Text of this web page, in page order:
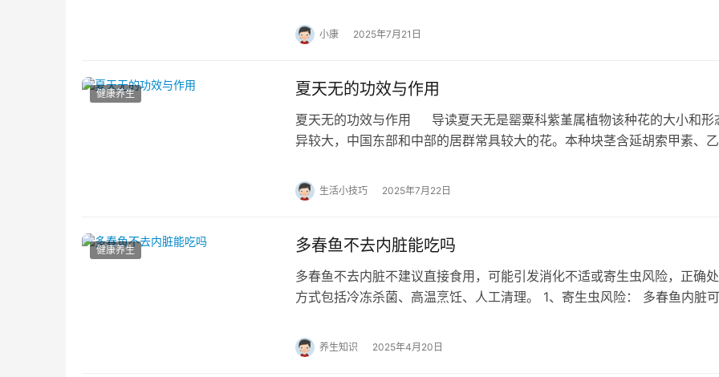
小康 2025年7月21日
健康养生 夏天无的功效与作用
夏天无的功效与作用 导读​夏天无是罂粟科紫堇属植物该种花的大小和形
异较大，中国东部和中部的居群常具较大的花。本种块茎含延胡索甲素、乙
生活小技巧 2025年7月22日
健康养生 多春鱼不去内脏能吃吗
多春鱼不去内脏不建议直接食用，可能引发消化不适或寄生虫风险，正确
方式包括冷冻杀菌、高温烹饪、人工清理。 1、寄生虫风险： 多春鱼内脏
养生知识 2025年4月20日